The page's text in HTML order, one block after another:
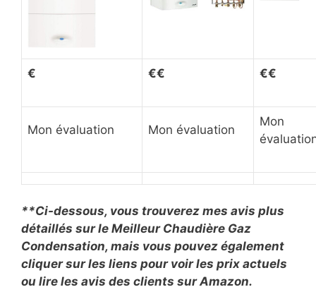
€ €€ €€
Mon évaluation Mon évaluation
Mon
**Ci-dessous, vous trouverez mes avis plus
détaillés sur le Meilleur Chaudière Gaz
Condensation, mais vous pouvez également
cliquer sur les liens pour voir les prix actuels
ou lire les avis des clients sur Amazon.